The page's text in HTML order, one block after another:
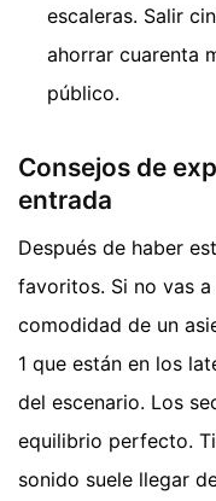
escaleras. Salir
ahorrar cuarenta
público.
Consejos de
entrada
Después de haber
favoritos. Si no vas
comodidad de un
1 que están en los
del escenario. Los
equilibrio perfecto.
sonido suele llegar